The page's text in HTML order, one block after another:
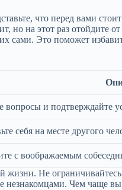
что перед вами
но на этот раз отойдите
сами. Это поможет
вопросы и подтверждайте
себя на месте другого
с воображаемым
жизни. Не
незнакомцами. Чем чаще